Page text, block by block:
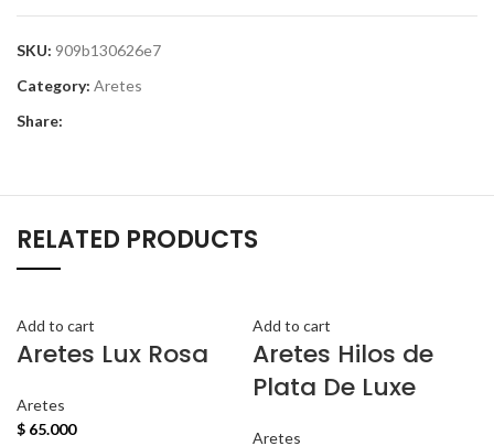
SKU: 909b130626e7
Category: Aretes
Share:
RELATED PRODUCTS
Add to cart
Aretes Lux Rosa
Aretes
$ 65.000
Add to cart
Aretes Hilos de
Plata De Luxe
Aretes